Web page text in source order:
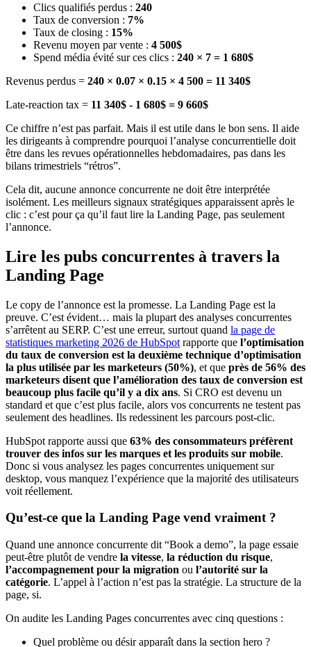
Clics qualifiés perdus : 240
Taux de conversion : 7%
Taux de closing : 15%
Revenu moyen par vente : 4 500$
Spend média évité sur ces clics : 240 × 7 = 1 680$
Revenus perdus = 240 × 0.07 × 0.15 × 4 500 = 11 340$
Late-reaction tax = 11 340$ - 1 680$ = 9 660$
Ce chiffre n’est pas parfait. Mais il est utile dans le bon sens. Il aide
les dirigeants à comprendre pourquoi l’analyse concurrentielle doit
être dans les revues opérationnelles hebdomadaires, pas dans les
bilans trimestriels “rétros”.
Cela dit, aucune annonce concurrente ne doit être interprétée
isolément. Les meilleurs signaux stratégiques apparaissent après le
clic : c’est pour ça qu’il faut lire la Landing Page, pas seulement
l’annonce.
Lire les pubs concurrentes à travers la
Landing Page
Le copy de l’annonce est la promesse. La Landing Page est la
preuve. C’est évident… mais la plupart des analyses concurrentes
s’arrêtent au SERP. C’est une erreur, surtout quand la page de
statistiques marketing 2026 de HubSpot rapporte que l’optimisation
du taux de conversion est la deuxième technique d’optimisation
la plus utilisée par les marketeurs (50%), et que près de 56% des
marketeurs disent que l’amélioration des taux de conversion est
beaucoup plus facile qu’il y a dix ans. Si CRO est devenu un
standard et que c’est plus facile, alors vos concurrents ne testent pas
seulement des headlines. Ils redessinent les parcours post-clic.
HubSpot rapporte aussi que 63% des consommateurs préfèrent
trouver des infos sur les marques et les produits sur mobile.
Donc si vous analysez les pages concurrentes uniquement sur
desktop, vous manquez l’expérience que la majorité des utilisateurs
voit réellement.
Qu’est-ce que la Landing Page vend vraiment ?
Quand une annonce concurrente dit “Book a demo”, la page essaie
peut-être plutôt de vendre la vitesse, la réduction du risque,
l’accompagnement pour la migration ou l’autorité sur la
catégorie. L’appel à l’action n’est pas la stratégie. La structure de la
page, si.
On audite les Landing Pages concurrentes avec cinq questions :
Quel problème ou désir apparaît dans la section hero ?